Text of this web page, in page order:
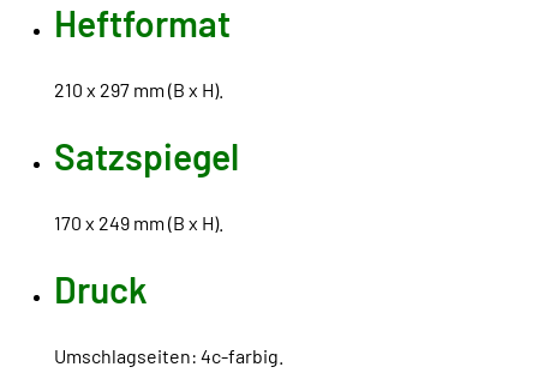
Heftformat
210 x 297 mm (B x H).
Satzspiegel
170 x 249 mm (B x H).
Druck
Umschlagseiten: 4c-farbig.